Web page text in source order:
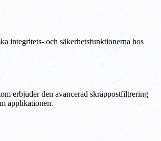
integritets- och säkerhetsfunktionerna hos
erbjuder den avancerad skräppostfiltrering
applikationen.